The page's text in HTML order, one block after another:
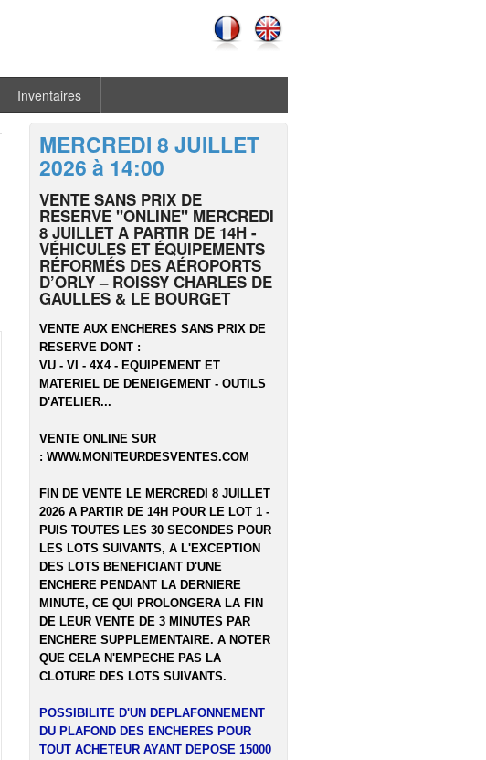
Inventaires
MERCREDI 8 JUILLET
2026 à 14:00
VENTE SANS PRIX DE
RESERVE "ONLINE" MERCREDI
8 JUILLET A PARTIR DE 14H -
VÉHICULES ET ÉQUIPEMENTS
RÉFORMÉS DES AÉROPORTS
D’ORLY – ROISSY CHARLES DE
GAULLES & LE BOURGET
VENTE AUX ENCHERES SANS PRIX DE
RESERVE DONT :
VU - VI - 4X4 - EQUIPEMENT ET
MATERIEL DE DENEIGEMENT - OUTILS
D'ATELIER...
VENTE ONLINE SUR
: WWW.MONITEURDESVENTES.COM
FIN DE VENTE LE MERCREDI 8 JUILLET
2026 A PARTIR DE 14H POUR LE LOT 1 -
PUIS TOUTES LES 30 SECONDES POUR
LES LOTS SUIVANTS, A L'EXCEPTION
DES LOTS BENEFICIANT D'UNE
ENCHERE PENDANT LA DERNIERE
MINUTE, CE QUI PROLONGERA LA FIN
DE LEUR VENTE DE 3 MINUTES PAR
ENCHERE SUPPLEMENTAIRE. A NOTER
QUE CELA N'EMPECHE PAS LA
CLOTURE DES LOTS SUIVANTS.
POSSIBILITE D'UN DEPLAFONNEMENT
DU PLAFOND DES ENCHERES POUR
TOUT ACHETEUR AYANT DEPOSE 15000